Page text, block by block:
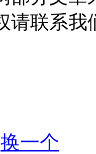
请联系我
换一个